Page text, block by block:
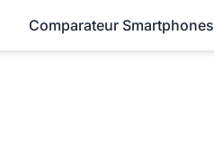
Comparateur Smartphones